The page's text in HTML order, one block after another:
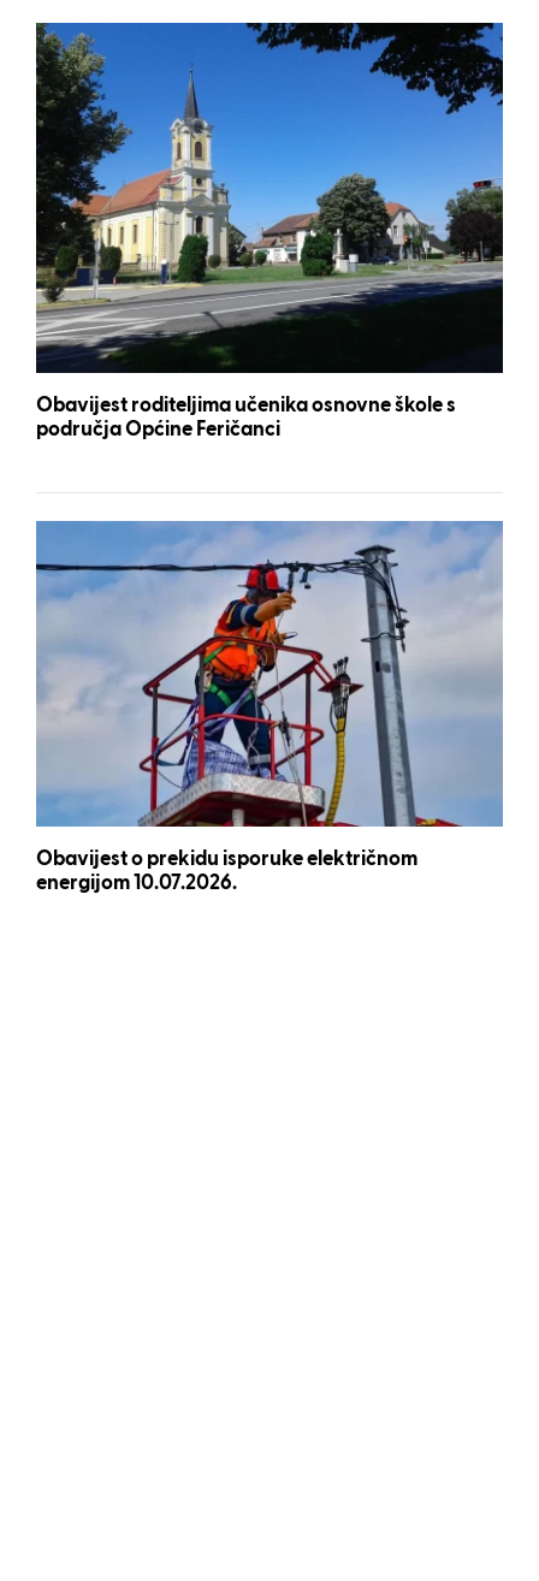
Obavijest roditeljima učenika osnovne škole s
područja Općine Feričanci
Obavijest o prekidu isporuke električnom
energijom 10.07.2026.